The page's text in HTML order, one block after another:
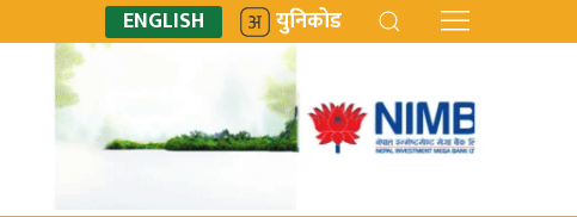
ENGLISH युनिकोड